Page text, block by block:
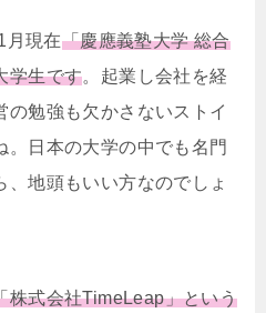
月現在「慶應義塾大学 総合
学生です。起業し会社を経
勉強も欠かさないストイ
。日本の大学の中でも名門
、地頭もいい方なのでしょ
株式会社TimeLeap」という